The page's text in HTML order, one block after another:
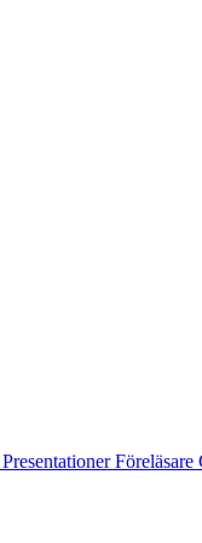
PresentationerFöreläsare